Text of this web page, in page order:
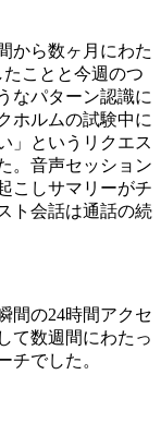
から数ヶ月にわた
ことと今週のつ
なパターン認識に
ホルムの試験中に
」というリクエス
。音声セッション
こしサマリーがチ
ト会話は通話の続
間の24時間アクセ
て数週間にわたっ
チでした。